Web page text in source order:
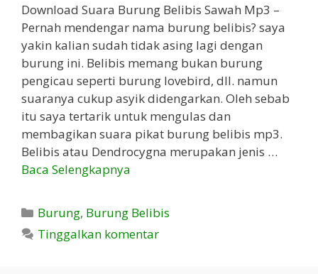
Download Suara Burung Belibis Sawah Mp3 –
Pernah mendengar nama burung belibis? saya
yakin kalian sudah tidak asing lagi dengan
burung ini. Belibis memang bukan burung
pengicau seperti burung lovebird, dll. namun
suaranya cukup asyik didengarkan. Oleh sebab
itu saya tertarik untuk mengulas dan
membagikan suara pikat burung belibis mp3.
Belibis atau Dendrocygna merupakan jenis …
Baca Selengkapnya
Kategori
Burung, Burung Belibis
Tinggalkan komentar